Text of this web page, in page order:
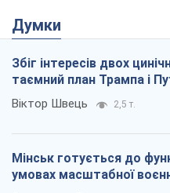
Думки
Збіг інтересів двох
таємний план Трампа і
Віктор Швець 2,5 т.
Мінськ готується до
умовах масштабної